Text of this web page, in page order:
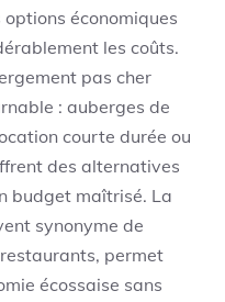
économiques
les coûts.
pas cher
: auberges de
courte durée ou
des alternatives
budget maîtrisé. La
synonyme de
permet
écossaise sans